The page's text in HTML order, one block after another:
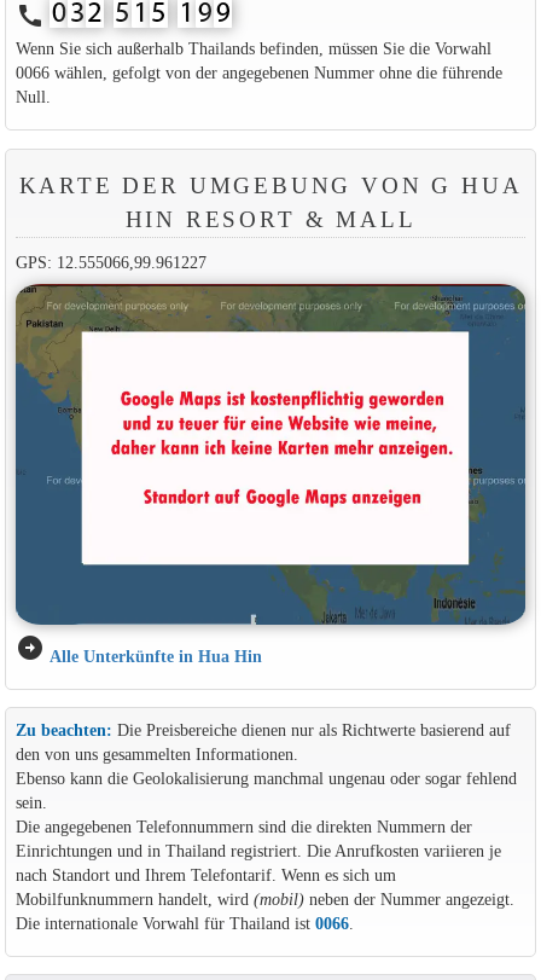
call
Wenn Sie sich außerhalb Thailands befinden, müssen Sie die Vorwahl
0066 wählen, gefolgt von der angegebenen Nummer ohne die führende
Null.
KARTE DER UMGEBUNG VON G HUA
HIN RESORT & MALL
GPS: 12.555066,99.961227
arrow_circle_right Alle Unterkünfte in Hua Hin
Zu beachten: Die Preisbereiche dienen nur als Richtwerte basierend auf
den von uns gesammelten Informationen.
Ebenso kann die Geolokalisierung manchmal ungenau oder sogar fehlend
sein.
Die angegebenen Telefonnummern sind die direkten Nummern der
Einrichtungen und in Thailand registriert. Die Anrufkosten variieren je
nach Standort und Ihrem Telefontarif. Wenn es sich um
Mobilfunknummern handelt, wird (mobil)neben der Nummer angezeigt.
Die internationale Vorwahl für Thailand ist 0066.